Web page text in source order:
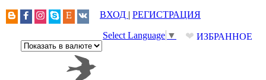
ВХОД | РЕГИСТРАЦИЯ
❤ ИЗБРАННОЕ
Select Language ▼